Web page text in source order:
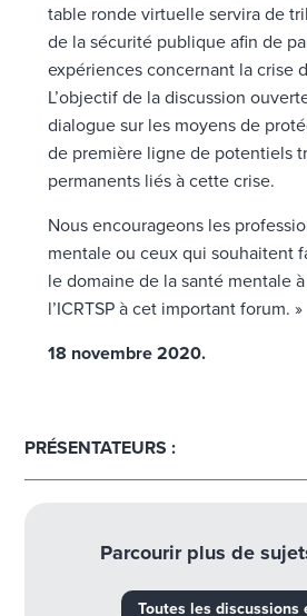
table ronde virtuelle servira de
de la sécurité publique afin de
expériences concernant la crise
L’objectif de la discussion
dialogue sur les moyens de
de première ligne de potentiels
permanents liés à cette crise.
Nous encourageons les
mentale ou ceux qui souhaitent
le domaine de la santé mentale
l’ICRTSP à cet important forum. »
18 novembre 2020.
PRÉSENTATEURS :
Parcourir plus de
Toutes les discussions